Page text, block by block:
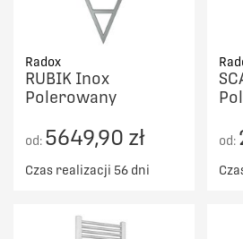
Radox
RUBIK Inox
Polerowany
od: 5649,90 zł
Czas realizacji 56 dni
od: